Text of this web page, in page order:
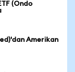
(Ondo
Amerikan